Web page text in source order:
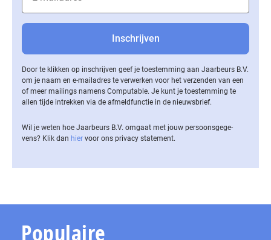
Door te klikken op inschrijven geef je toestemming aan Jaarbeurs B.V.
om je naam en e-mailadres te verwerken voor het verzenden van een
of meer mailings namens Computable. Je kunt je toestemming te
allen tijde intrekken via de af­meld­func­tie in de nieuwsbrief.
Wil je weten hoe Jaarbeurs B.V. omgaat met jouw per­soons­ge­ge­
vens? Klik dan hier voor ons privacy statement.
Populaire